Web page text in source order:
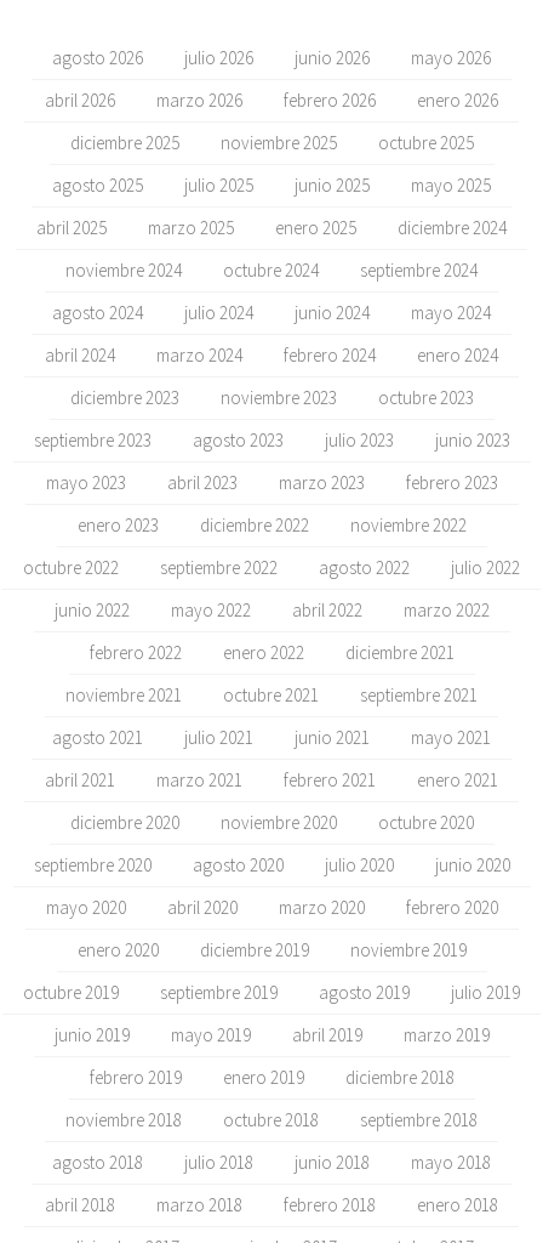
agosto 2026 julio 2026 junio 2026
mayo 2026
abril 2026
marzo 2026 febrero 2026
enero 2026
diciembre 2025
noviembre 2025
octubre 2025
agosto 2025
julio 2025 junio 2025
mayo 2025
abril 2025
marzo 2025 enero 2025
diciembre 2024
noviembre 2024
octubre 2024
septiembre 2024
agosto 2024
julio 2024 junio 2024
mayo 2024
abril 2024
marzo 2024 febrero 2024
enero 2024
diciembre 2023
noviembre 2023
octubre 2023
septiembre 2023
agosto 2023 julio 2023
junio 2023
mayo 2023
abril 2023 marzo 2023
febrero 2023
enero 2023
diciembre 2022
noviembre 2022
octubre 2022
septiembre 2022 agosto 2022
julio 2022
junio 2022
mayo 2022 abril 2022
marzo 2022
febrero 2022
enero 2022
diciembre 2021
noviembre 2021
octubre 2021
septiembre 2021
agosto 2021
julio 2021 junio 2021
mayo 2021
abril 2021
marzo 2021 febrero 2021
enero 2021
diciembre 2020
noviembre 2020
octubre 2020
septiembre 2020
agosto 2020 julio 2020
junio 2020
mayo 2020
abril 2020 marzo 2020
febrero 2020
enero 2020
diciembre 2019
noviembre 2019
octubre 2019
septiembre 2019 agosto 2019
julio 2019
junio 2019
mayo 2019 abril 2019
marzo 2019
febrero 2019
enero 2019
diciembre 2018
noviembre 2018
octubre 2018
septiembre 2018
agosto 2018
julio 2018 junio 2018
mayo 2018
abril 2018
marzo 2018 febrero 2018
enero 2018